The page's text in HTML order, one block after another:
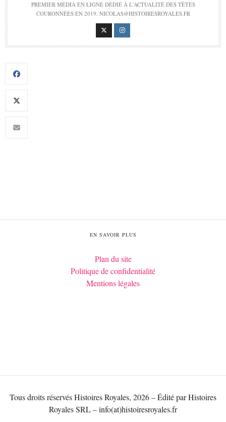
PREMIER MÉDIA EN LIGNE DÉDIÉ À L'ACTUALITÉ DES TÊTES
COURONNÉES EN 2019. NICOLAS@HISTOIRESROYALES.FR
EN SAVOIR PLUS
Plan du site
Politique de confidentialité
Mentions légales
Tous droits réservés Histoires Royales, 2026 – Édité par Histoires
Royales SRL – info(at)histoiresroyales.fr